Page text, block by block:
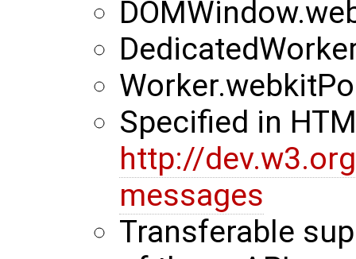
Specified in
http://
messages
Transferable